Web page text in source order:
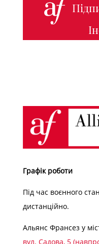
Графік роботи
Під час воєнного
дистанційно.
Альянс Франсез у
вул. Садова, 5